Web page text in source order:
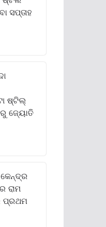
ସପ୍ତାହ
ଷ୍ଟିଲ୍
ଜ୍ୟୋତି
କେନ୍ଦ୍ର
ରାମ
ପ୍ରଥମ